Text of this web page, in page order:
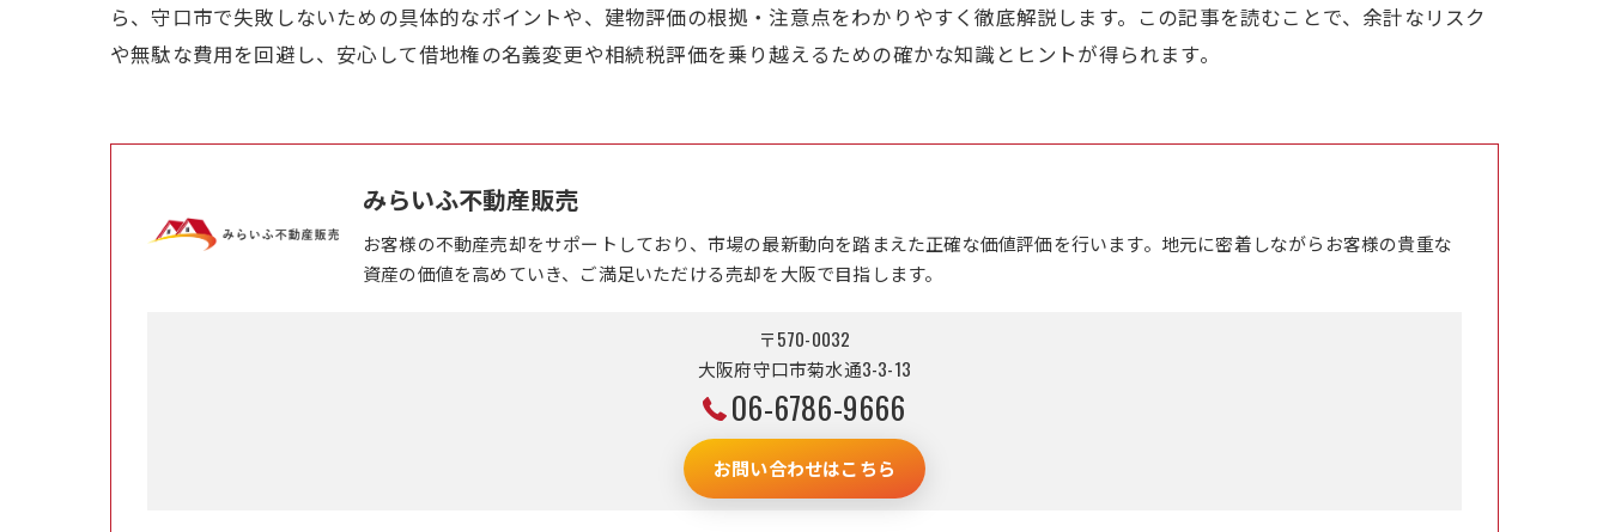
ら、守口市で失敗しないための具体的なポイントや、建物評価の根拠・注意点をわかりやすく徹底解説します。この記事を読むことで、余計なリスク
や無駄な費用を回避し、安心して借地権の名義変更や相続税評価を乗り越えるための確かな知識とヒントが得られます。
みらいふ不動産販売
お客様の不動産売却をサポートしており、市場の最新動向を踏まえた正確な価値評価を行います。地元に密着しながらお客様の貴重な
資産の価値を高めていき、ご満足いただける売却を大阪で目指します。
〒570-0032
大阪府守口市菊水通3-3-13
06-6786-9666
お問い合わせはこちら